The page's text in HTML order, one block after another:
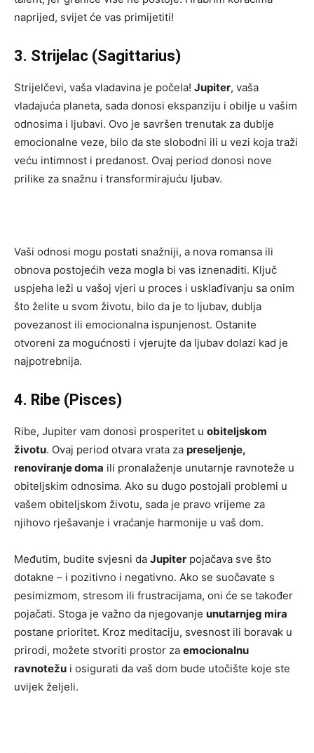
naprijed, svijet će vas primijetiti!
3. Strijelac (Sagittarius)
Strijelčevi, vaša vladavina je počela! Jupiter, vaša
vladajuća planeta, sada donosi ekspanziju i obilje u vašim
odnosima i ljubavi. Ovo je savršen trenutak za dublje
emocionalne veze, bilo da ste slobodni ili u vezi koja traži
veću intimnost i predanost. Ovaj period donosi nove
prilike za snažnu i transformirajuću ljubav.
Vaši odnosi mogu postati snažniji, a nova romansa ili
obnova postojećih veza mogla bi vas iznenaditi. Ključ
uspjeha leži u vašoj vjeri u proces i usklađivanju sa onim
što želite u svom životu, bilo da je to ljubav, dublja
povezanost ili emocionalna ispunjenost. Ostanite
otvoreni za mogućnosti i vjerujte da ljubav dolazi kad je
najpotrebnija.
4. Ribe (Pisces)
Ribe, Jupiter vam donosi prosperitet u obiteljskom
životu. Ovaj period otvara vrata za preseljenje,
renoviranje doma ili pronalaženje unutarnje ravnoteže u
obiteljskim odnosima. Ako su dugo postojali problemi u
vašem obiteljskom životu, sada je pravo vrijeme za
njihovo rješavanje i vraćanje harmonije u vaš dom.
Međutim, budite svjesni da Jupiter pojačava sve što
dotakne – i pozitivno i negativno. Ako se suočavate s
pesimizmom, stresom ili frustracijama, oni će se također
pojačati. Stoga je važno da njegovanje unutarnjeg mira
postane prioritet. Kroz meditaciju, svesnost ili boravak u
prirodi, možete stvoriti prostor za emocionalnu
ravnotežu i osigurati da vaš dom bude utočište koje ste
uvijek željeli.